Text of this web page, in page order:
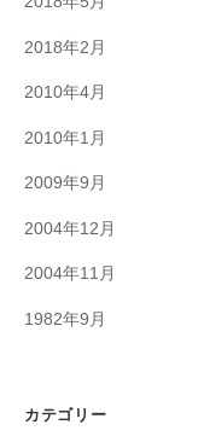
2018年2月
2010年4月
2010年1月
2009年9月
2004年12月
2004年11月
1982年9月
カテゴリー